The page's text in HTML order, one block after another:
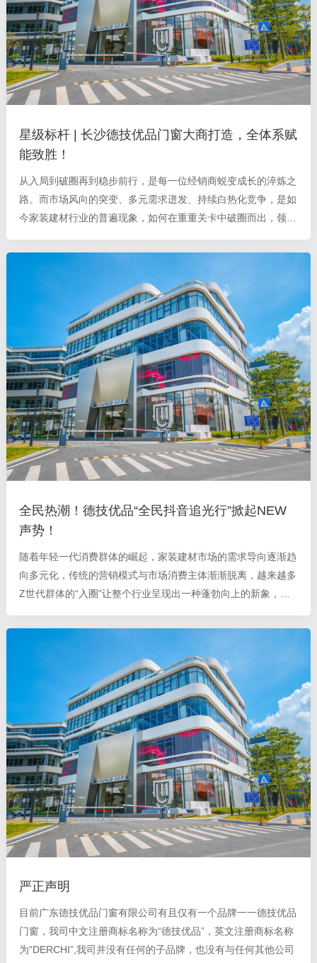
星级标杆 | 长沙德技优品门窗大商打造，全体系赋
能致胜！
从入局到破圈再到稳步前行，是每一位经销商蜕变成长的淬炼之
路。而市场风向的突变、多元需求迸发、持续白热化竞争，是如
今家装建材行业的普遍现象，如何在重重关卡中破圈而出，领军
瞄准当下市场机遇
全民热潮！德技优品“全民抖音追光行”掀起NEW
声势！
随着年轻一代消费群体的崛起，家装建材市场的需求导向逐渐趋
向多元化，传统的营销模式与市场消费主体渐渐脱离，越来越多
Z世代群体的“入圈”让整个行业呈现出一种蓬勃向上的新象，从
立与消费群体融洽、和
严正声明
目前广东德技优品门窗有限公司有且仅有一个品牌一一德技优品
门窗，我司中文注册商标名称为“德技优品”，英文注册商标名称
为“DERCHI”,我司并没有任何的子品牌，也没有与任何其他公司